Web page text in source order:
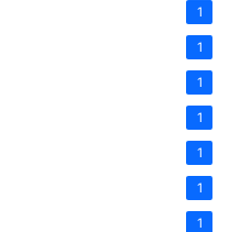
1
1
1
1
1
1
1